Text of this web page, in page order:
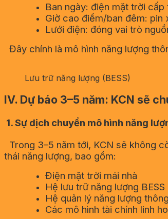
Ban ngày: điện mặt trời
Giờ cao điểm/ban đêm: pin
Lưới điện: đóng vai trò
Đây chính là mô hình năng lượng
Lưu trữ năng lượng (BESS)
IV. Dự báo 3–5 năm: KCN sẽ
1. Sự dịch chuyển mô hình năng
Trong 3–5 năm tới, KCN sẽ không
thái năng lượng, bao gồm:
Điện mặt trời mái nhà
Hệ lưu trữ năng lượng BESS
Hệ quản lý năng lượng
Các mô hình tài chính linh